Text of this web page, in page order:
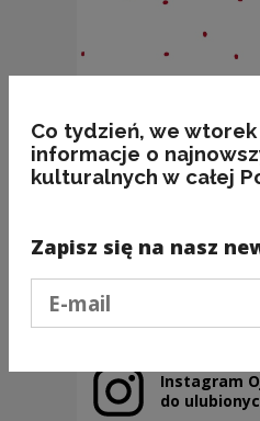
...GDZIE PIEPRZ
Previous slide
Next slide
Instagram
do
Note, the link will
Co tydzień, we
informacje o
kulturalnych w całej
Zapisz się na nasz